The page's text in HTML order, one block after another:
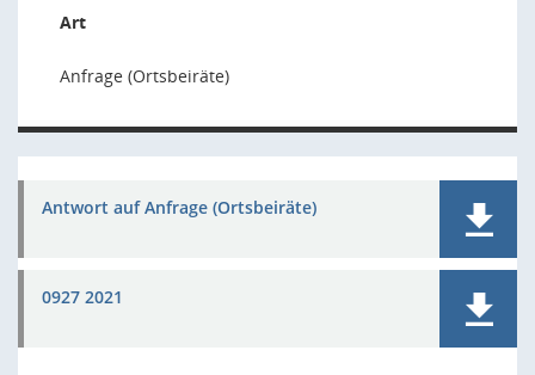
Art
Anfrage (Ortsbeiräte)
Antwort auf Anfrage (Ortsbeiräte)
0927 2021